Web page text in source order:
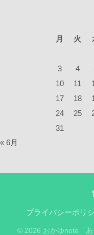
月
火
3
4
10
11
17
18
24
25
31
« 6月
プライバシーポリ
© 2026 おかゆnote「あ